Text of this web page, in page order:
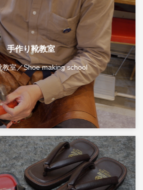
手作り靴教室
教室／Shoe making school